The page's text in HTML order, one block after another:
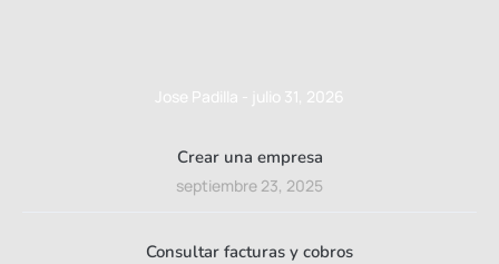
Jose Padilla julio 31, 2026
Crear una empresa
septiembre 23, 2025
Consultar facturas y cobros